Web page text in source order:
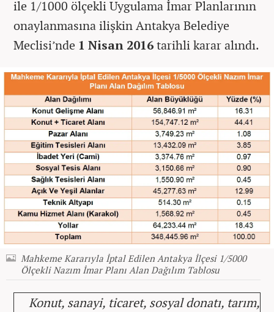
ile 1/1000 ölçekli Uygulama İmar Planlarının
onaylanmasına ilişkin Antakya Belediye
Meclisi’nde 1 Nisan 2016tarihli karar alındı.
Mahkeme Kararıyla İptal Edilen Antakya İlçesi 1/5000
Ölçekli Nazım İmar Planı Alan Dağılım Tablosu
Konut, sanayi, ticaret, sosyal donatı, tarım,